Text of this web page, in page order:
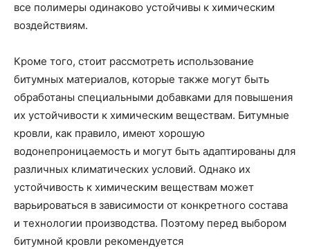
все полимеры одинаково устойчивы к химическим
воздействиям.
Кроме того, стоит рассмотреть использование
битумных материалов, которые также могут быть
обработаны специальными добавками для повышения
их устойчивости к химическим веществам. Битумные
кровли, как правило, имеют хорошую
водонепроницаемость и могут быть адаптированы для
различных климатических условий. Однако их
устойчивость к химическим веществам может
варьироваться в зависимости от конкретного состава
и технологии производства. Поэтому перед выбором
битумной кровли рекомендуется